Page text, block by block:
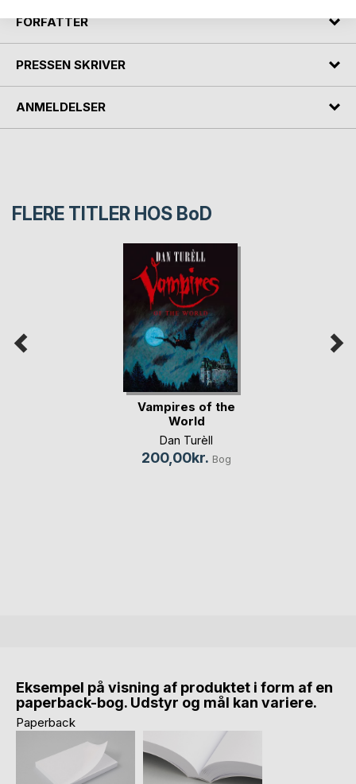
FORFATTER
PRESSEN SKRIVER
ANMELDELSER
FLERE TITLER HOS BoD
Vampires of the
World
Dan Turèll
200,00kr. Bog
Eksempel på visning af produktet i form af en
paperback-bog. Udstyr og mål kan variere.
Paperback